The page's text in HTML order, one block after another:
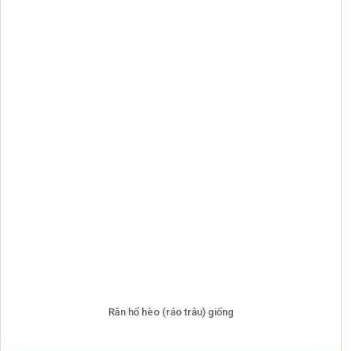
Rắn hổ hèo (ráo trâu) giống